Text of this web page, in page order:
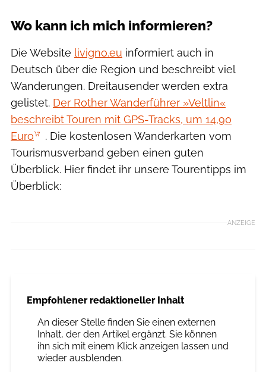
Wo kann ich mich informieren?
Die Website livigno.eu informiert auch in
Deutsch über die Region und beschreibt viel
Wanderungen. Dreitausender werden extra
gelistet. Der Rother Wanderführer »Veltlin«
beschreibt Touren mit GPS-Tracks, um 14,90
Euro
. Die kostenlosen Wanderkarten vom
Tourismusverband geben einen guten
Überblick. Hier findet ihr unsere Tourentipps im
Überblick:
ANZEIGE
Empfohlener redaktioneller Inhalt
An dieser Stelle finden Sie einen externen
Inhalt, der den Artikel ergänzt. Sie können
ihn sich mit einem Klick anzeigen lassen und
wieder ausblenden.